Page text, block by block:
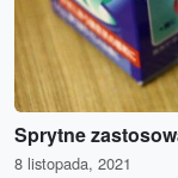
Sprytne
8 listopada, 2021